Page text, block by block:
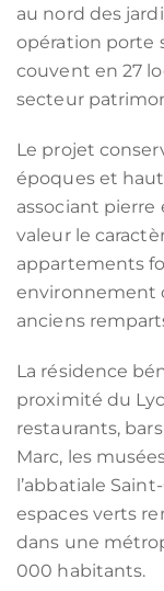
au nord des
opération porte
couvent en 27
secteur
Le projet
époques et
associant
valeur le
appartements
environnement
anciens
La résidence
proximité du
restaurants,
Marc, les
l’abbatiale
espaces verts
dans une
000 habitants.